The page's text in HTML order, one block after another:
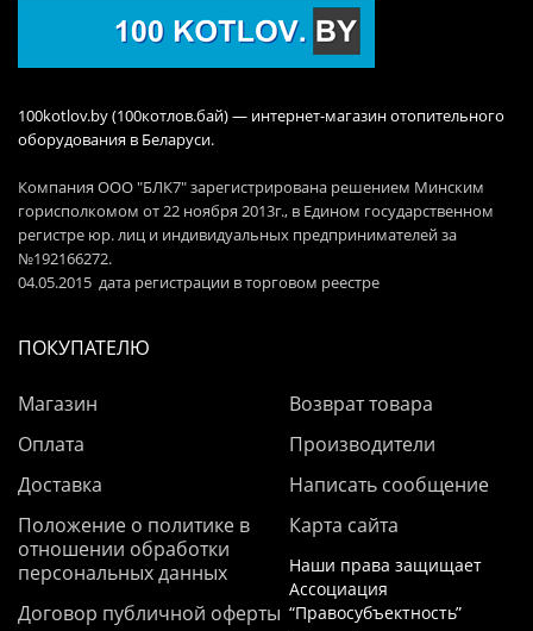
100kotlov.by (100котлов.бай) — интернет-магазин отопительного
оборудования в Беларуси.
Компания ООО "БЛК7" зарегистрирована решением Минским
горисполкомом от 22 ноября 2013г., в Едином государственном
регистре юр. лиц и индивидуальных предпринимателей за
№192166272.
04.05.2015 дата регистрации в торговом реестре
ПОКУПАТЕЛЮ
Магазин
Оплата
Доставка
Положение о политике в
отношении обработки
персональных данных
Договор публичной оферты
Возврат товара
Производители
Написать сообщение
Карта сайта
Наши права защищает
Ассоциация
“Правосубъектность”